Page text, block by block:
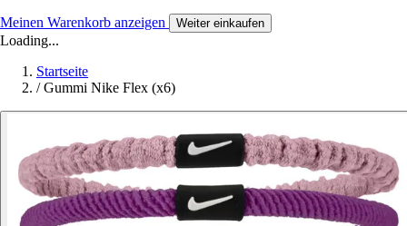
Meinen Warenkorb anzeigen Weiter einkaufen
Loading...
Startseite
/ Gummi Nike Flex (x6)